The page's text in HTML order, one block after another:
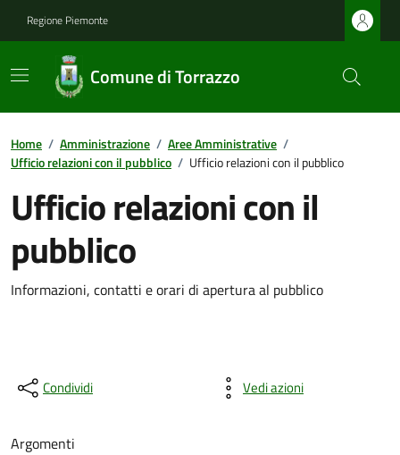
Regione Piemonte
Comune di Torrazzo
Home / Amministrazione / Aree Amministrative /
Ufficio relazioni con il pubblico / Ufficio relazioni con il pubblico
Ufficio relazioni con il
pubblico
Informazioni, contatti e orari di apertura al pubblico
Condividi Vedi azioni
Argomenti